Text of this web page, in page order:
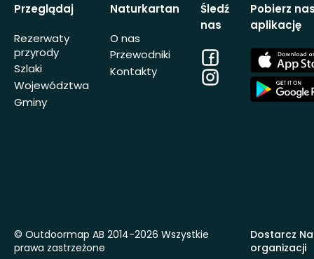
Przeglądaj
Rezerwaty
przyrody
Szlaki
Województwa
Gminy
Naturkartan
O nas
Przewodniki
Kontakty
Śledź
nas
Facebook
Instagram
Pobierz
aplikację
App
Store
App
Store
Dostarcz
organizacji
© Outdoormap AB 2014-2026 Wszystkie
prawa zastrzeżone